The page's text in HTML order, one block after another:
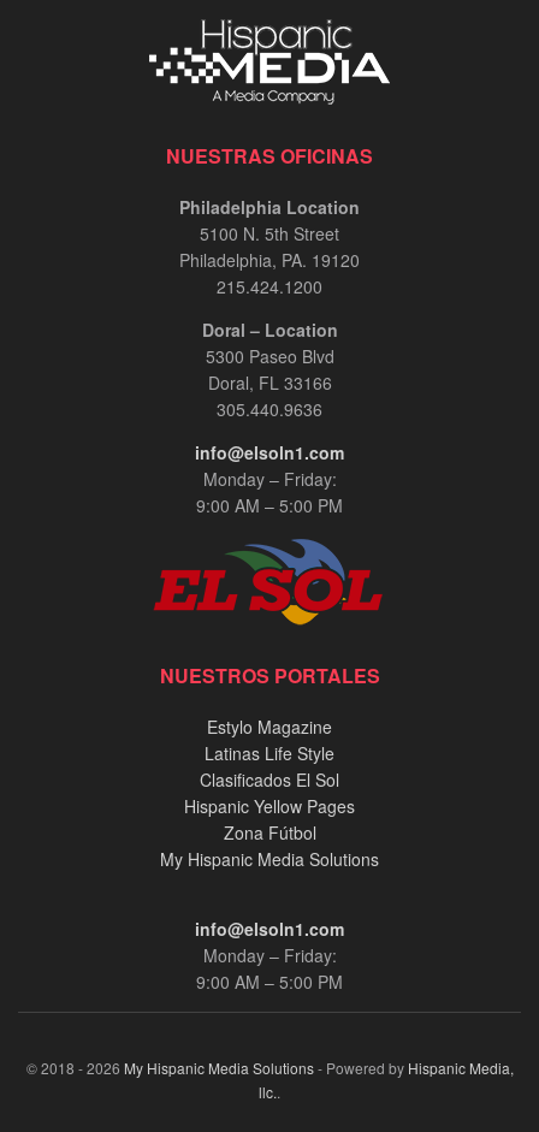
NUESTRAS OFICINAS
Philadelphia Location
5100 N. 5th Street
Philadelphia, PA. 19120
215.424.1200
Doral – Location
5300 Paseo Blvd
Doral, FL 33166
305.440.9636
info@elsoln1.com
Monday – Friday:
9:00 AM – 5:00 PM
NUESTROS PORTALES
Estylo Magazine
Latinas Life Style
Clasificados El Sol
Hispanic Yellow Pages
Zona Fútbol
My Hispanic Media Solutions
info@elsoln1.com
Monday – Friday:
9:00 AM – 5:00 PM
© 2018 - 2026 My Hispanic Media Solutions- Powered by Hispanic Media,
llc..